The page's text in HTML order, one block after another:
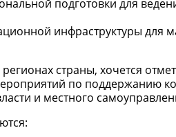
подготовки для
инфраструктуры для
страны, хочется
по поддержанию
и местного